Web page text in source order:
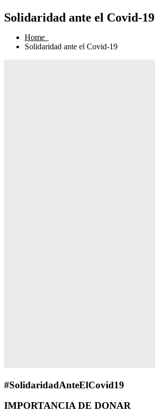
Solidaridad ante el Covid-19
Home
Solidaridad ante el Covid-19
#SolidaridadAnteElCovid19
IMPORTANCIA DE DONAR